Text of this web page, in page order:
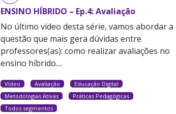
ENSINO HÍBRIDO – Ep.4: Avaliação
No último vídeo desta série, vamos abordar a
questão que mais gera dúvidas entre
professores(as): como realizar avaliações no
ensino híbrido....
Vídeo Avaliação
Educação Digital
Metodologias Ativas
Práticas Pedagógicas
Todos segmentos